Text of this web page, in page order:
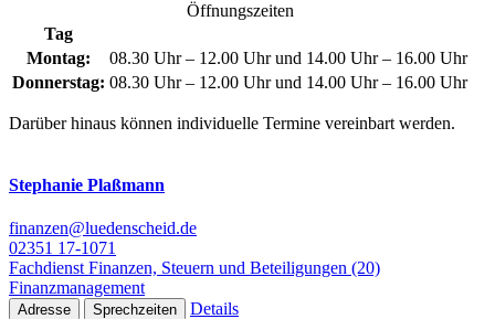
Öffnungszeiten
Tag
Montag:
08.30 Uhr – 12.00 Uhr und 14.00 Uhr – 16.00 Uhr
Donnerstag: 08.30 Uhr – 12.00 Uhr und 14.00 Uhr – 16.00 Uhr
Darüber hinaus können individuelle Termine vereinbart werden.
Stephanie Plaßmann
finanzen@luedenscheid.de
02351 17-1071
Fachdienst Finanzen, Steuern und Beteiligungen (20)
Finanzmanagement
Adresse Sprechzeiten Details